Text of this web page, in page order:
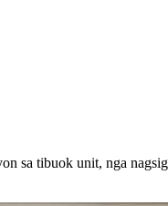
sa tibuok unit, nga